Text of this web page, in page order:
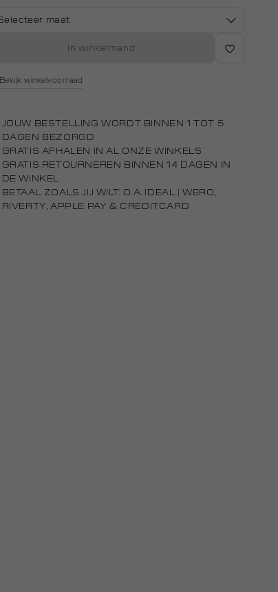
maat
In winkelmand
Bekijk winkelvoorraad
JOUW BESTELLING WORDT BINNEN 1 TOT 5
DAGEN BEZORGD
GRATIS AFHALEN IN AL ONZE WINKELS
GRATIS RETOURNEREN BINNEN 14 DAGEN IN
DE WINKEL
BETAAL ZOALS JIJ WILT: O.A. IDEAL | WERO,
RIVERTY, APPLE PAY & CREDITCARD